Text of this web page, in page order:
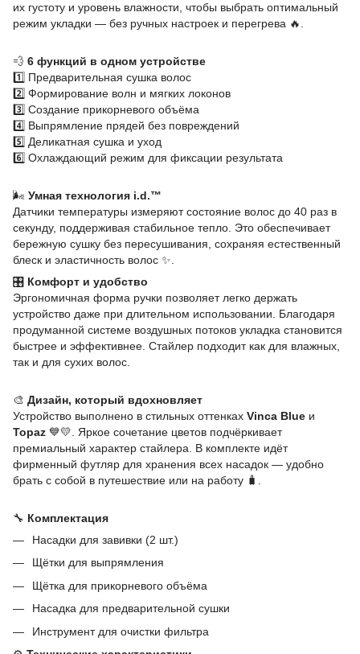
их густоту и уровень влажности, чтобы выбрать оптимальный
режим укладки — без ручных настроек и перегрева 🔥.
💨 6 функций в одном устройстве
1️⃣ Предварительная сушка волос
2️⃣ Формирование волн и мягких локонов
3️⃣ Создание прикорневого объёма
4️⃣ Выпрямление прядей без повреждений
5️⃣ Деликатная сушка и уход
6️⃣ Охлаждающий режим для фиксации результата
🌬️ Умная технология i.d.™
Датчики температуры измеряют состояние волос до 40 раз в
секунду, поддерживая стабильное тепло. Это обеспечивает
бережную сушку без пересушивания, сохраняя естественный
блеск и эластичность волос ✨.
🎛️ Комфорт и удобство
Эргономичная форма ручки позволяет легко держать
устройство даже при длительном использовании. Благодаря
продуманной системе воздушных потоков укладка становится
быстрее и эффективнее. Стайлер подходит как для влажных,
так и для сухих волос.
🎨 Дизайн, который вдохновляет
Устройство выполнено в стильных оттенках Vinca Blue и
Topaz 💙💛. Яркое сочетание цветов подчёркивает
премиальный характер стайлера. В комплекте идёт
фирменный футляр для хранения всех насадок — удобно
брать с собой в путешествие или на работу 🧳.
🔧 Комплектация
Насадки для завивки (2 шт.)
Щётки для выпрямления
Щётка для прикорневого объёма
Насадка для предварительной сушки
Инструмент для очистки фильтра